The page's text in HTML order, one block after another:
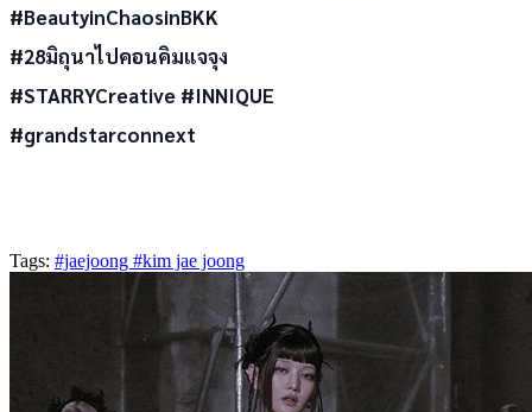
#BeautyinChaosinBKK
#28มิถุนาไปคอนคิมแจจุง
#STARRYCreative #INNIQUE
#grandstarconnext
Tags: #jaejoong #kim jae joong